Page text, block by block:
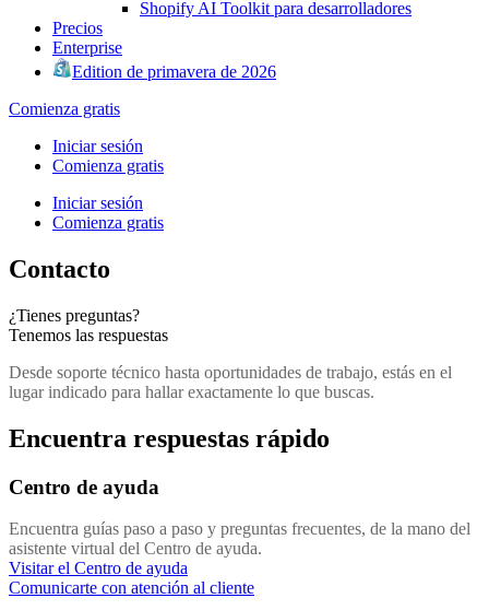
Shopify AI Toolkit para desarrolladores
Precios
Enterprise
Edition de primavera de 2026
Comienza gratis
Iniciar sesión
Comienza gratis
Iniciar sesión
Comienza gratis
Contacto
¿Tienes preguntas?
Tenemos las respuestas
Desde soporte técnico hasta oportunidades de trabajo, estás en el
lugar indicado para hallar exactamente lo que buscas.
Encuentra respuestas rápido
Centro de ayuda
Encuentra guías paso a paso y preguntas frecuentes, de la mano del
asistente virtual del Centro de ayuda.
Visitar el Centro de ayuda
Comunicarte con atención al cliente